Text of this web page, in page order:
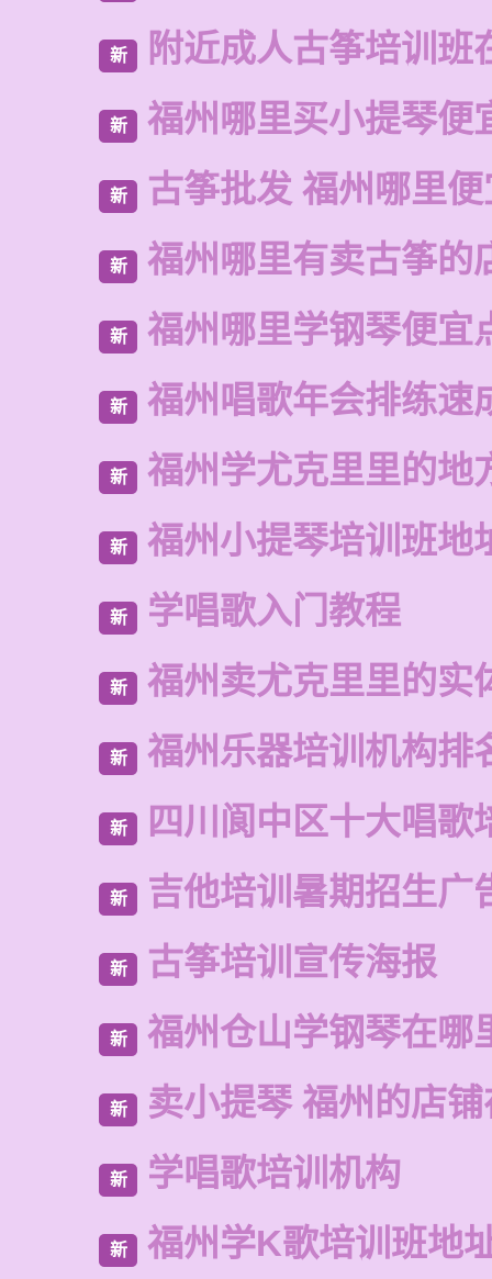
新 附近成人古筝培训班
新 福州哪里买小提琴便
新 古筝批发 福州哪里
新 福州哪里有卖古筝的
新 福州哪里学钢琴便宜
新 福州唱歌年会排练速
新 福州学尤克里里的地
新 福州小提琴培训班地
新 学唱歌入门教程
新 福州卖尤克里里的实
新 福州乐器培训机构排
新 四川阆中区十大唱歌
新 吉他培训暑期招生广
新 古筝培训宣传海报
新 福州仓山学钢琴在哪
新 卖小提琴 福州的店
新 学唱歌培训机构
新 福州学K歌培训班地